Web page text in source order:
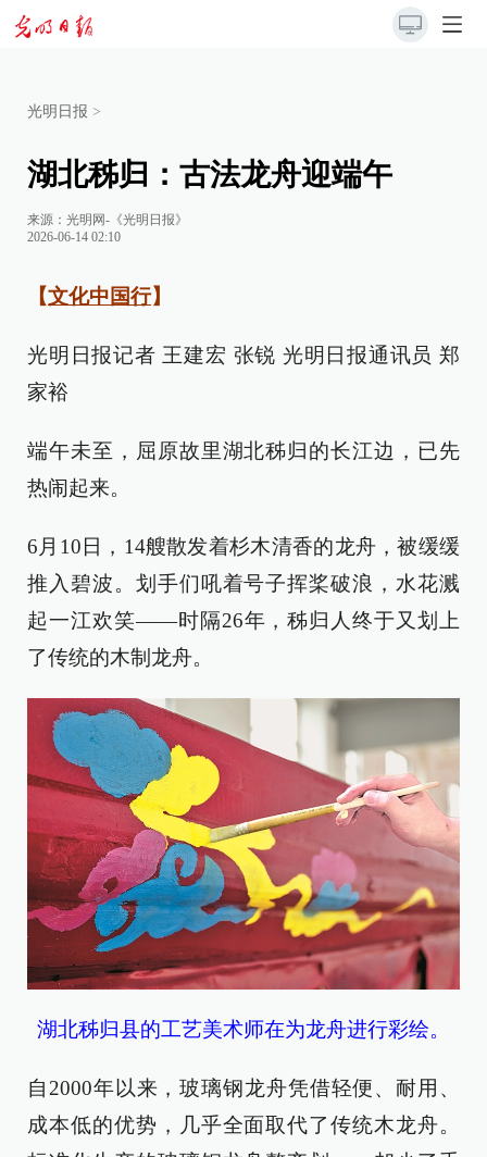
光明日报 >
湖北秭归：古法龙舟迎端午
来源： 光明网-《光明日报》
2026-06-14 02:10
【文化中国行】
光明日报记者 王建宏 张锐 光明日报通讯员 郑
家裕
端午未至，屈原故里湖北秭归的长江边，已先
热闹起来。
6月10日，14艘散发着杉木清香的龙舟，被缓缓
推入碧波。划手们吼着号子挥桨破浪，水花溅
起一江欢笑——时隔26年，秭归人终于又划上
了传统的木制龙舟。
湖北秭归县的工艺美术师在为龙舟进行彩绘。
自2000年以来，玻璃钢龙舟凭借轻便、耐用、
成本低的优势，几乎全面取代了传统木龙舟。